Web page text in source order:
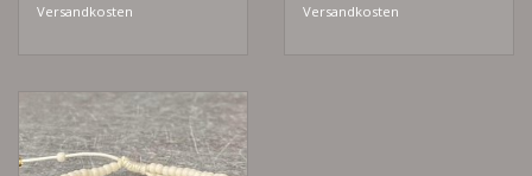
Versandkosten
Versandkosten